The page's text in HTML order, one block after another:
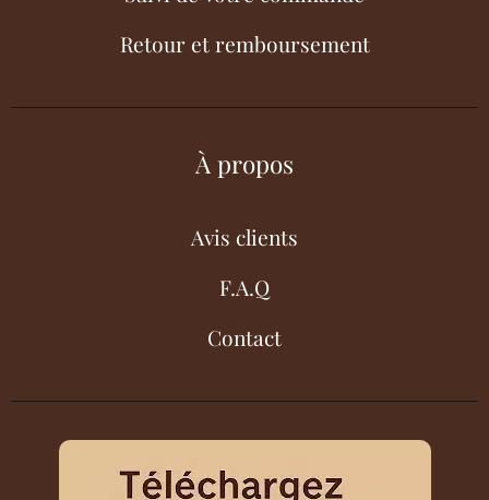
Retour et remboursement
À propos
Avis clients
F.A.Q
Contact